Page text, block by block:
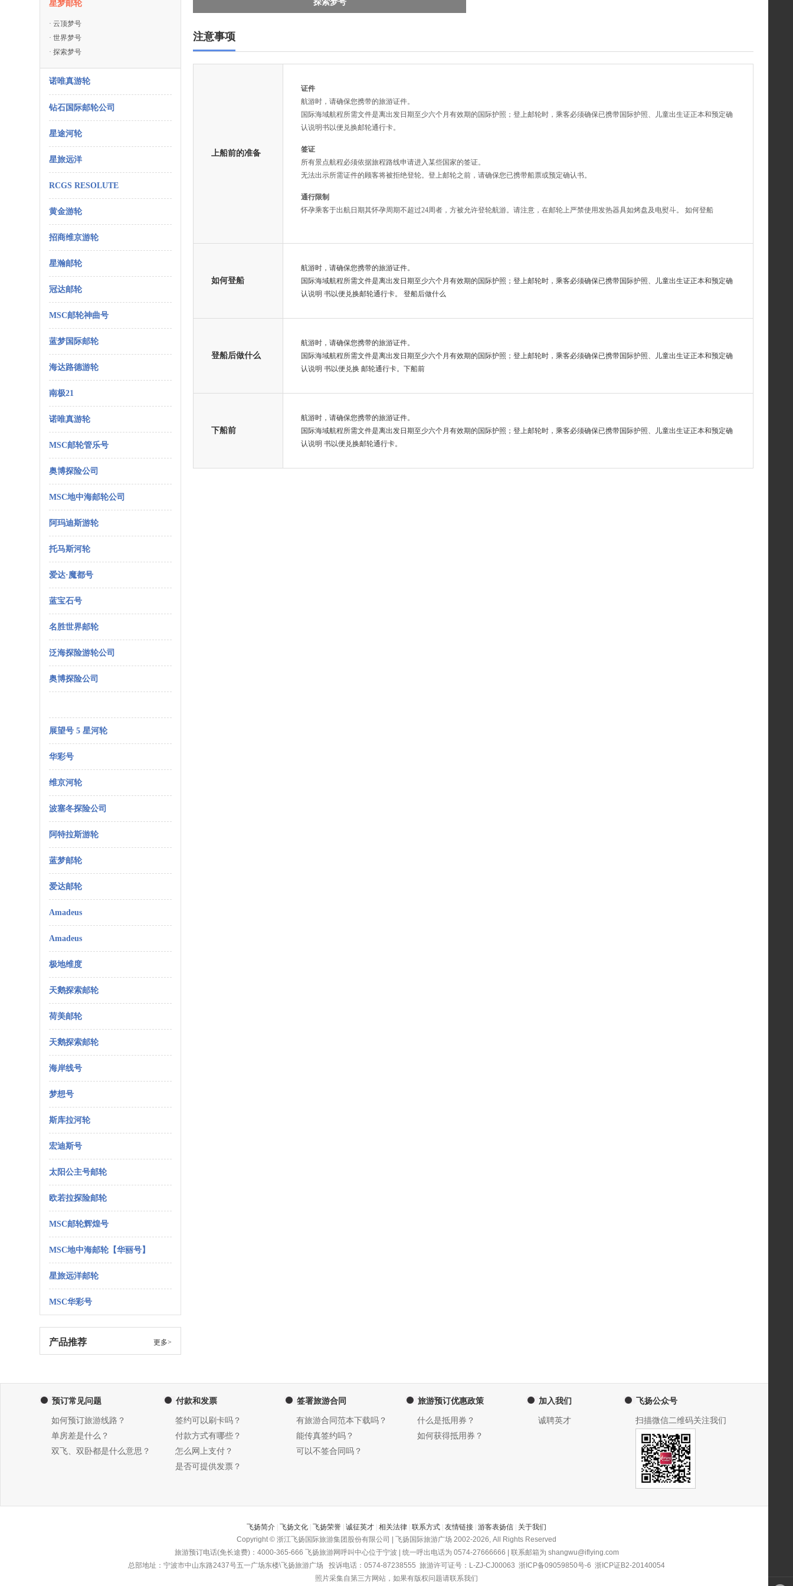
星梦邮轮
· 云顶梦号
· 世界梦号
· 探索梦号
诺唯真游轮
钻石国际邮轮公司
星途河轮
星旅远洋
RCGS RESOLUTE
黄金游轮
招商维京游轮
星瀚邮轮
冠达邮轮
MSC邮轮神曲号
蓝梦国际邮轮
海达路德游轮
南极21
诺唯真游轮
MSC邮轮管乐号
奥博探险公司
MSC地中海邮轮公司
阿玛迪斯游轮
托马斯河轮
爱达·魔都号
蓝宝石号
名胜世界邮轮
泛海探险游轮公司
奥博探险公司
展望号 5 星河轮
华彩号
维京河轮
波塞冬探险公司
阿特拉斯游轮
蓝梦邮轮
爱达邮轮
Amadeus
Amadeus
极地维度
天鹅探索邮轮
荷美邮轮
天鹅探索邮轮
海岸线号
梦想号
斯库拉河轮
宏迪斯号
太阳公主号邮轮
欧若拉探险邮轮
MSC邮轮辉煌号
MSC地中海邮轮【华丽号】
星旅远洋邮轮
MSC华彩号
产品推荐 更多>
探索梦号
注意事项
上船前的准备
证件
航游时，请确保您携带的旅游证件。
国际海域航程所需文件是离出发日期至少六个月有效期的国际护照；登上邮轮时，乘客必须确保已携带国际护照、儿童出生证正本和预定确
认说明书以便兑换邮轮通行卡。
签证
所有景点航程必须依据旅程路线申请进入某些国家的签证。
无法出示所需证件的顾客将被拒绝登轮。登上邮轮之前，请确保您已携带船票或预定确认书。
通行限制
怀孕乘客于出航日期其怀孕周期不超过24周者，方被允许登轮航游。请注意，在邮轮上严禁使用发热器具如烤盘及电熨斗。 如何登船
如何登船
航游时，请确保您携带的旅游证件。
国际海域航程所需文件是离出发日期至少六个月有效期的国际护照；登上邮轮时，乘客必须确保已携带国际护照、儿童出生证正本和预定确
认说明 书以便兑换邮轮通行卡。 登船后做什么
登船后做什么
航游时，请确保您携带的旅游证件。
国际海域航程所需文件是离出发日期至少六个月有效期的国际护照；登上邮轮时，乘客必须确保已携带国际护照、儿童出生证正本和预定确
认说明 书以便兑换 邮轮通行卡。下船前
下船前
航游时，请确保您携带的旅游证件。
国际海域航程所需文件是离出发日期至少六个月有效期的国际护照；登上邮轮时，乘客必须确保已携带国际护照、儿童出生证正本和预定确
认说明 书以便兑换邮轮通行卡。
预订常见问题
如何预订旅游线路？
单房差是什么？
双飞、双卧都是什么意思？
付款和发票
签约可以刷卡吗？
付款方式有哪些？
怎么网上支付？
是否可提供发票？
签署旅游合同
有旅游合同范本下载吗？
能传真签约吗？
可以不签合同吗？
旅游预订优惠政策
什么是抵用券？
如何获得抵用券？
加入我们
诚聘英才
飞扬公众号
扫描微信二维码关注我们
飞扬简介 飞扬文化 飞扬荣誉 诚征英才 相关法律 联系方式 友情链接 游客表扬信
关于我们
Copyright © 浙江飞扬国际旅游集团股份有限公司 | 飞扬国际旅游广场 2002-2026, All Rights Reserved
旅游预订电话(免长途费)：4000-365-666 飞扬旅游网呼叫中心位于宁波 | 统一呼出电话为 0574-27666666 | 联系邮箱为 shangwu@iflying.com
总部地址：宁波市中山东路2437号五一广场东楼\飞扬旅游广场 投诉电话：0574-87238555 旅游许可证号：L-ZJ-CJ00063 浙ICP备09059850号-6 浙ICP证B2-20140054
照片采集自第三方网站，如果有版权问题请联系我们